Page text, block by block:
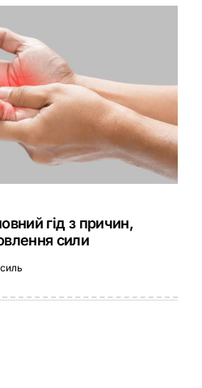
гід з причин,
сили